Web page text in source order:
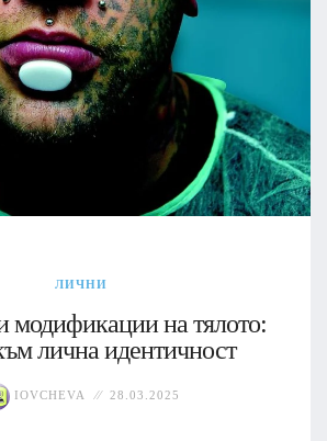
ЛИЧНИ
модификации на тялото:
лична идентичност
IOVCHEVA 28.03.2025